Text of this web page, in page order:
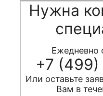
Нужна
Ежедневно
+7
Или оставьте
Вам в